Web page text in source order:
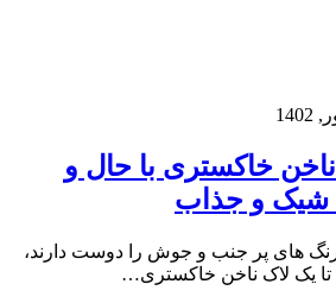
ناخن خاکستری با حال و
شیک و جذاب
رنگ های پر جنب و جوش را دوست دارند،
تا یک لاک ناخن خاکستری…